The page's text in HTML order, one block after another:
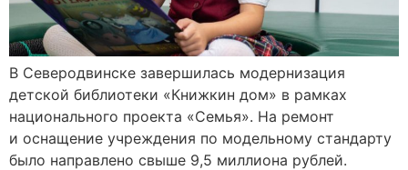
В Северодвинске завершилась модернизация
детской библиотеки «Книжкин дом» в рамках
национального проекта «Семья». На ремонт
и оснащение учреждения по модельному стандарту
было направлено свыше 9,5 миллиона рублей.